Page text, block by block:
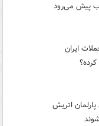
پیش می‌رود
ایران
اتریش